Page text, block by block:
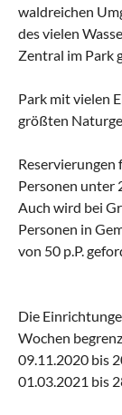
Fernseher
Terrassenmöbel
Geeignet für
Kinder
waldreichen
des vielen
Zentral im Park
Park mit vielen
größten
Reservierungen
Personen unter
Auch wird bei
Personen in
von 50 p.P.
Die
Wochen
09.11.2020 bis
01.03.2021 bis